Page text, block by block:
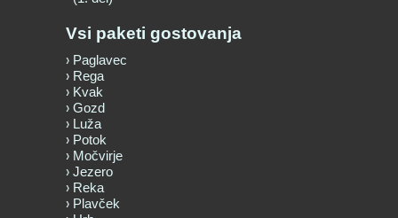
Vsi paketi gostovanja
Paglavec
Rega
Kvak
Gozd
Luža
Potok
Močvirje
Jezero
Reka
Plavček